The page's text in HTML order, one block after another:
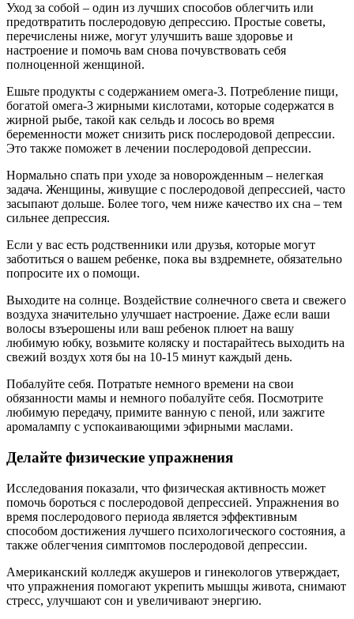
Уход за собой – один из лучших способов облегчить или
предотвратить послеродовую депрессию. Простые советы,
перечислены ниже, могут улучшить ваше здоровье и
настроение и помочь вам снова почувствовать себя
полноценной женщиной.
Ешьте продукты с содержанием омега-3. Потребление пищи,
богатой омега-3 жирными кислотами, которые содержатся в
жирной рыбе, такой как сельдь и лосось во время
беременности может снизить риск послеродовой депрессии.
Это также поможет в лечении послеродовой депрессии.
Нормально спать при уходе за новорожденным – нелегкая
задача. Женщины, живущие с послеродовой депрессией, часто
засыпают дольше. Более того, чем ниже качество их сна – тем
сильнее депрессия.
Если у вас есть родственники или друзья, которые могут
заботиться о вашем ребенке, пока вы вздремнете, обязательно
попросите их о помощи.
Выходите на солнце. Воздействие солнечного света и свежего
воздуха значительно улучшает настроение. Даже если ваши
волосы взъерошены или ваш ребенок плюет на вашу
любимую юбку, возьмите коляску и постарайтесь выходить на
свежий воздух хотя бы на 10-15 минут каждый день.
Побалуйте себя. Потратьте немного времени на свои
обязанности мамы и немного побалуйте себя. Посмотрите
любимую передачу, примите ванную с пеной, или зажгите
аромалампу с успокаивающими эфирными маслами.
Делайте физические упражнения
Исследования показали, что физическая активность может
помочь бороться с послеродовой депрессией. Упражнения во
время послеродового периода является эффективным
способом достижения лучшего психологического состояния, а
также облегчения симптомов послеродовой депрессии.
Американский колледж акушеров и гинекологов утверждает,
что упражнения помогают укрепить мышцы живота, снимают
стресс, улучшают сон и увеличивают энергию.